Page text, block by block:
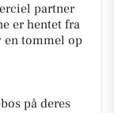
partner
er hentet fra
en tommel op
på deres